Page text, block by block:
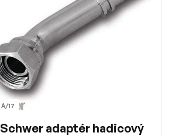
A/17
Schwer adaptér hadicový